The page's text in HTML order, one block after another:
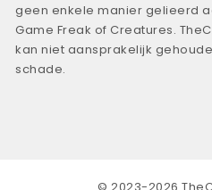
geen enkele manier gelieerd
Game Freak of Creatures.
kan niet aansprakelijk
schade.
© 2023-2026